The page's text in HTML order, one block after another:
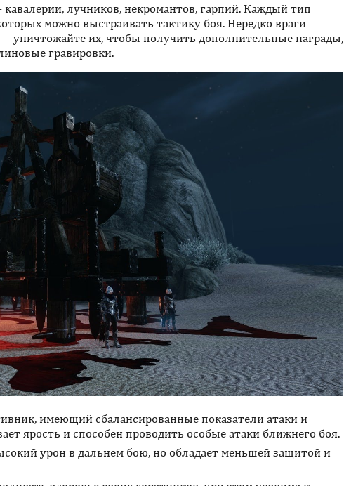
лучников, некромантов, гарпий. Каждый тип
можно выстраивать тактику боя. Нередко враги
уничтожайте их, чтобы получить дополнительные награды,
гравировки.
имеющий сбалансированные показатели атаки и
ярость и способен проводить особые атаки ближнего боя.
урон в дальнем бою, но обладает меньшей защитой и